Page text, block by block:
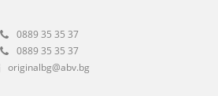
0889 35 35 37
0889 35 35 37
originalbg@abv.bg